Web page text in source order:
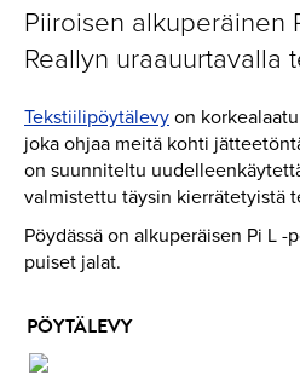
Piiroisen alkuperäinen
Reallyn uraauurtavalla
Tekstiili­pöytälevy on
joka ohjaa meitä kohti
on suunniteltu
valmistettu täysin kierrätetyistä
Pöydässä on alkuperäisen Pi L
puiset jalat.
PÖYTÄLEVY